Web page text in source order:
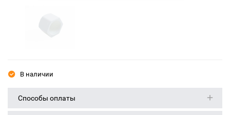
В наличии
Способы оплаты